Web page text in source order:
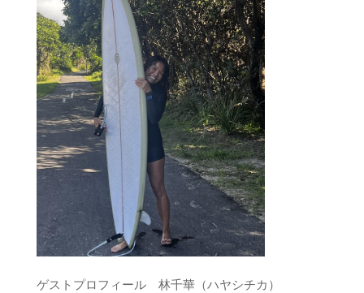
ゲストプロフィール 林千華（ハヤシチカ）